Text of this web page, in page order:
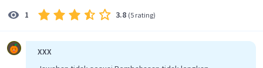
1 3.8 (5 rating)
XXX